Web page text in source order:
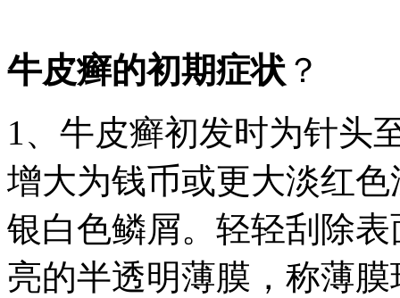
牛皮癣的初期症状 ？
1、牛皮癣初发时为针头
增大为钱币或更大淡红
银白色鳞屑。轻轻刮除
亮的半透明薄膜，称薄